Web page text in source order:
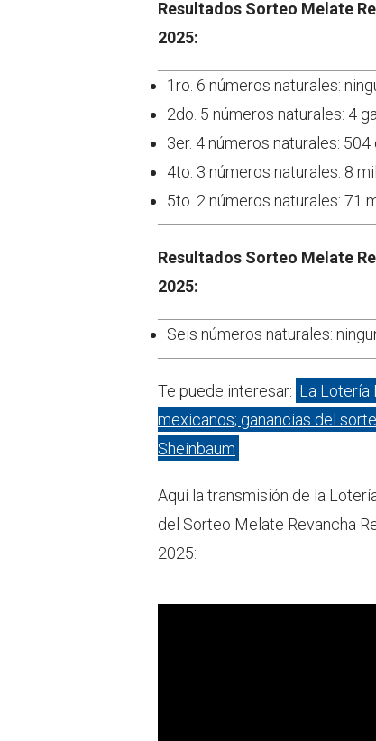
Resultados Sorteo Melate
2025:
1ro. 6 números naturales:
2do. 5 números naturales: 4
3er. 4 números naturales:
4to. 3 números naturales: 8
5to. 2 números naturales: 71
Resultados Sorteo Melate
2025:
Seis números naturales:
Te puede interesar: La Lotería
mexicanos; ganancias del
Sheinbaum
Aquí la transmisión de la
del Sorteo Melate Revancha
2025: